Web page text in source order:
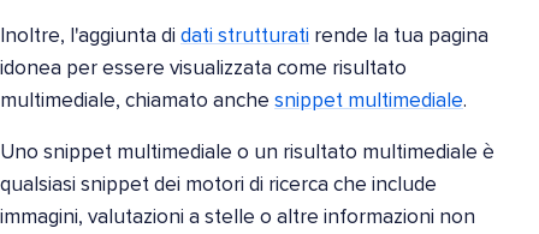
Inoltre, l'aggiunta di dati strutturati rende la tua pagina
idonea per essere visualizzata come risultato
multimediale, chiamato anche snippet multimediale.
Uno snippet multimediale o un risultato multimediale è
qualsiasi snippet dei motori di ricerca che include
immagini, valutazioni a stelle o altre informazioni non